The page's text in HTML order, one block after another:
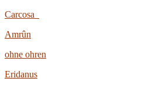
Carcosa
Amrûn
ohne ohren
Eridanus